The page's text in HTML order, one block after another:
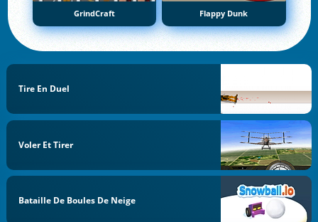
GrindCraft Flappy Dunk
Tire En Duel
Voler Et Tirer
Bataille De Boules De Neige